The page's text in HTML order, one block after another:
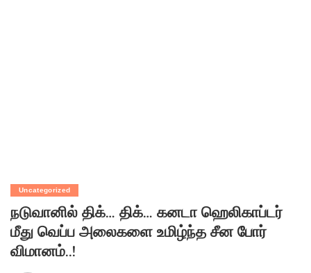
Uncategorized
நடுவானில் திக்… திக்… கனடா ஹெலிகாப்டர்
மீது வெப்ப அலைகளை உமிழ்ந்த சீன போர்
விமானம்..!